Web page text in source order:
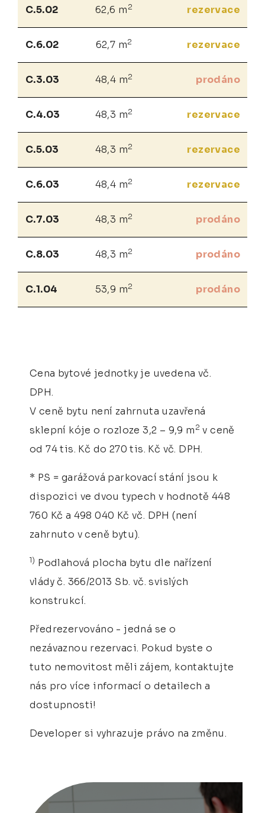
C.5.02 62,6 m 2 rezervace
C.6.02 62,7 m2 rezervace
C.3.03 48,4 m2 prodáno
C.4.03 48,3 m2 rezervace
C.5.03 48,3 m2 rezervace
C.6.03 48,4 m2 rezervace
C.7.03 48,3 m2 prodáno
C.8.03 48,3 m2 prodáno
C.1.04 53,9 m2 prodáno
Cena bytové jednotky je uvedena vč.
DPH.
V ceně bytu není zahrnuta uzavřená
sklepní kóje o rozloze 3,2 – 9,9 m 2 v ceně
od 74 tis. Kč do 270 tis. Kč vč. DPH.
* PS = garážová parkovací stání jsou k
dispozici ve dvou typech v hodnotě 448
760 Kč a 498 040 Kč vč. DPH (není
zahrnuto v ceně bytu).
1) Podlahová plocha bytu dle nařízení
vlády č. 366/2013 Sb. vč. svislých
konstrukcí.
Předrezervováno - jedná se o
nezávaznou rezervaci. Pokud byste o
tuto nemovitost měli zájem, kontaktujte
nás pro více informací o detailech a
dostupnosti!
Developer si vyhrazuje právo na změnu.